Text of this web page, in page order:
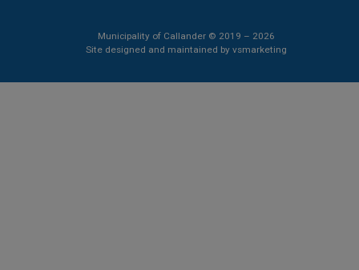
Municipality of Callander © 2019 – 2026
Site designed and maintained by vsmarketingThis link opens
This link opens